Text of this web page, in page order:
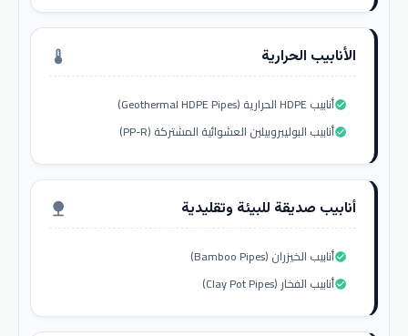
الأنابيب الحرارية thermostat
أنابيب HDPE الحرارية (Geothermal HDPE Pipes)check_circle
أنابيب البوليبروبيلين العشوائية المشتركة (PP-R)check_circle
أنابيب صديقة للبيئة وتقليدية nature
أنابيب الخيزران (Bamboo Pipes)check_circle
أنابيب الفخار (Clay Pot Pipes)check_circle